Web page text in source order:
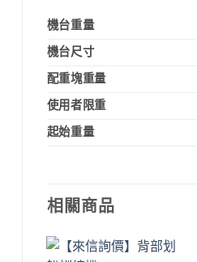
機台重量
機台尺寸
配重塊重量
使用者限重
起始重量
相關商品